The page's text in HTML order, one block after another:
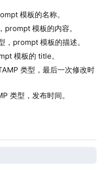
模板的名称。
模板的内容。
prompt 模板的描述。
模板的 title。
类型，最后一次修改时
类型，发布时间。